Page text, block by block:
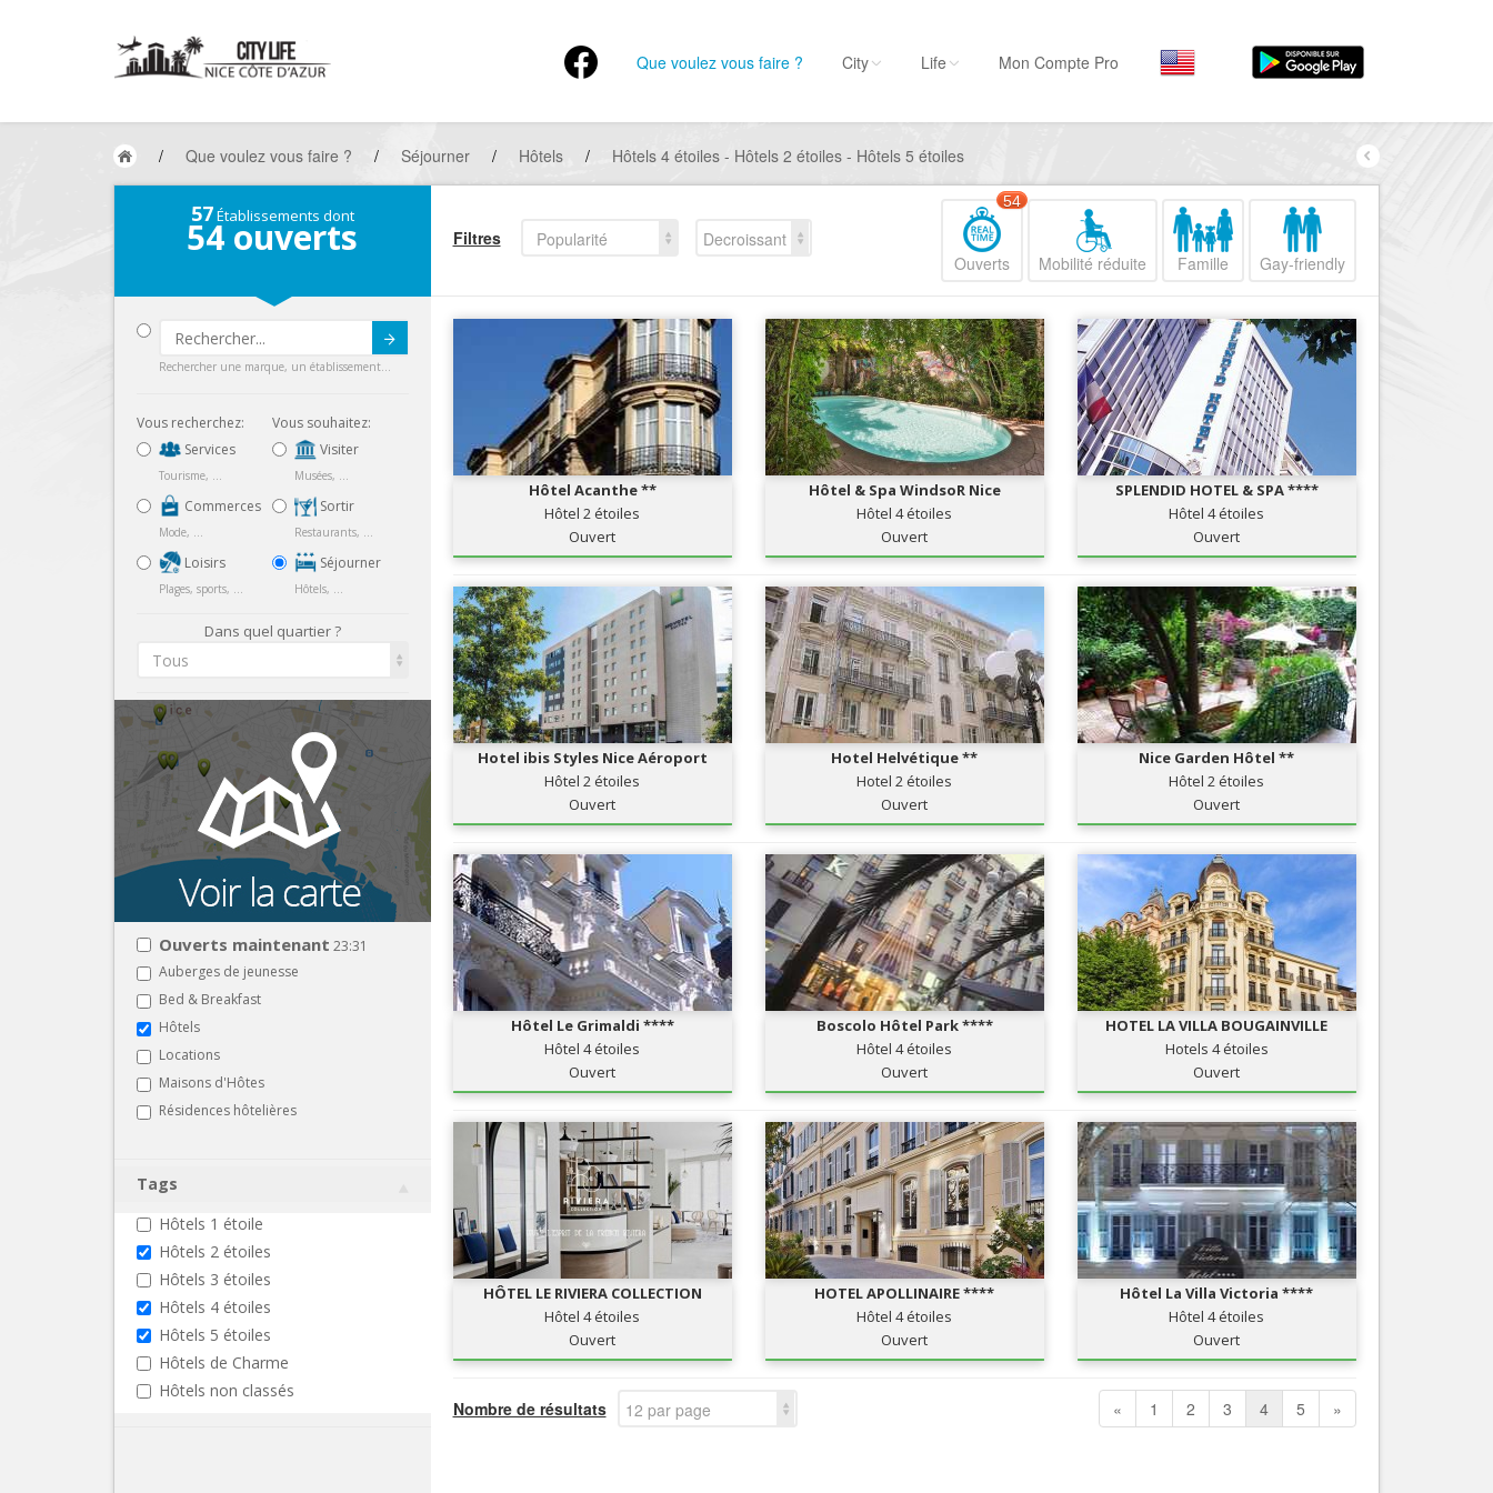
Que voulez vous faire ?
Hôtels, ...
Visiter
Sortir
Restaurants, ...
Commerces
Mode, ...
Loisirs
Plages, sports, ...
Tourisme, ...
Par quartiers
Nice Promenade du
Nice le Port
Nice le Vieux Nice
Nice le Coeur de Ville
Nice la plaine du Var
Nice Aéroport
City Life Mon Compte Pro
/ Que voulez vous faire ? / Séjourner / Hôtels / Hôtels 4 étoiles - Hôtels 2 étoiles - Hôtels 5 étoiles
57Établissements dont
54 ouverts
Rechercher une marque, un établissement...
Vous recherchez:
Services
Tourisme, ...
Commerces
Mode, ...
Loisirs
Plages, sports, ...
Vous souhaitez:
Visiter
Musées, ...
Sortir
Restaurants, ...
Séjourner
Hôtels, ...
Dans quel quartier ?
Tous
Ouverts maintenant 23:31
Auberges de jeunesse
Bed & Breakfast
Hôtels
Locations
Maisons d'Hôtes
Résidences hôtelières
Tags
Hôtels 1 étoile
Hôtels 2 étoiles
Hôtels 3 étoiles
Hôtels 4 étoiles
Hôtels 5 étoiles
Hôtels de Charme
Hôtels non classés
Filtres Popularité
Decroissant
Ouverts
54
Mobilité réduite Famille Gay-friendly
Hôtel Acanthe **
Hôtel 2 étoiles
Ouvert
Hôtel & Spa WindsoR Nice
Hôtel 4 étoiles
Ouvert
SPLENDID HOTEL & SPA ****
Hôtel 4 étoiles
Ouvert
Hotel ibis Styles Nice Aéroport
Hôtel 2 étoiles
Ouvert
Hotel Helvétique **
Hotel 2 étoiles
Ouvert
Nice Garden Hôtel **
Hôtel 2 étoiles
Ouvert
Hôtel Le Grimaldi ****
Hôtel 4 étoiles
Ouvert
Boscolo Hôtel Park ****
Hôtel 4 étoiles
Ouvert
HOTEL LA VILLA BOUGAINVILLE
Hotels 4 étoiles
Ouvert
HÔTEL LE RIVIERA COLLECTION
Hôtel 4 étoiles
Ouvert
HOTEL APOLLINAIRE ****
Hôtel 4 étoiles
Ouvert
Hôtel La Villa Victoria ****
Hôtel 4 étoiles
Ouvert
Nombre de résultats 12 par page « 1 2 3 4 5 »